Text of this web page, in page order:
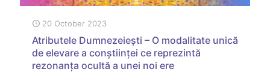
20 October 2023
Atributele Dumnezeiești – O modalitate unică
de elevare a conștiinței ce reprezintă
rezonanța ocultă a unei noi ere